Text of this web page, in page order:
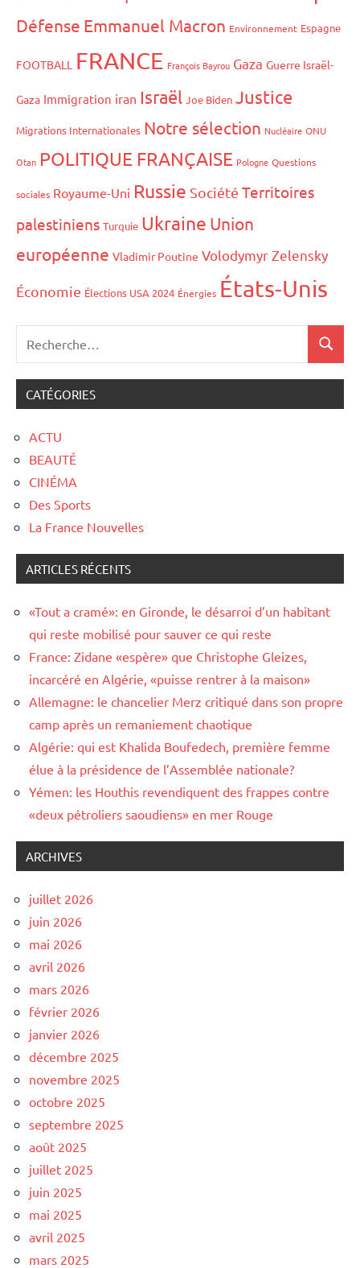
Défense Emmanuel Macron Environnement Espagne
FOOTBALL FRANCE François Bayrou Gaza Guerre Israël-
Gaza Immigration iran Israël Joe Biden Justice
Migrations Internationales Notre sélection Nucléaire ONU
Otan POLITIQUE FRANÇAISE Pologne Questions
sociales Royaume-Uni Russie Société Territoires
palestiniens Turquie Ukraine Union
européenne Vladimir Poutine Volodymyr Zelensky
Économie Élections USA 2024 Énergies États-Unis
CATÉGORIES
ACTU
BEAUTÉ
CINÉMA
Des Sports
La France Nouvelles
ARTICLES RÉCENTS
«Tout a cramé»: en Gironde, le désarroi d’un habitant
qui reste mobilisé pour sauver ce qui reste
France: Zidane «espère» que Christophe Gleizes,
incarcéré en Algérie, «puisse rentrer à la maison»
Allemagne: le chancelier Merz critiqué dans son propre
camp après un remaniement chaotique
Algérie: qui est Khalida Boufedech, première femme
élue à la présidence de l’Assemblée nationale?
Yémen: les Houthis revendiquent des frappes contre
«deux pétroliers saoudiens» en mer Rouge
ARCHIVES
juillet 2026
juin 2026
mai 2026
avril 2026
mars 2026
février 2026
janvier 2026
décembre 2025
novembre 2025
octobre 2025
septembre 2025
août 2025
juillet 2025
juin 2025
mai 2025
avril 2025
mars 2025